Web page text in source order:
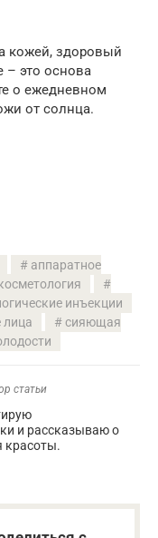
кожей, здоровый
– это основа
о ежедневном
от солнца.
аппаратное
инъекции
сияющая
статьи
и рассказываю о
красоты.